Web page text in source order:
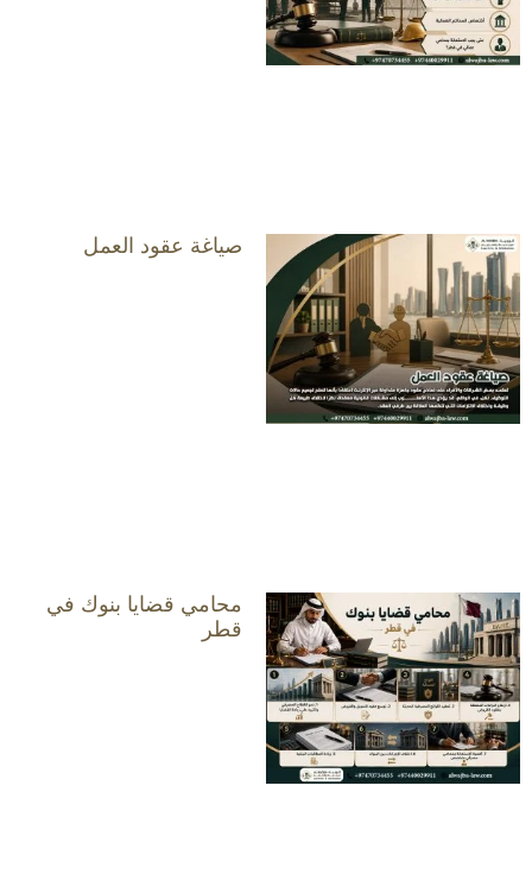
صياغة عقود العمل
محامي قضايا بنوك في
قطر